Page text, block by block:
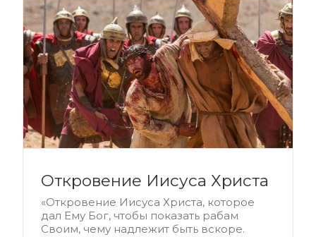
Откровение Иисуса Христа
«Откровение Иисуса Христа, которое
дал Ему Бог, чтобы показать рабам
Своим, чему надлежит быть вскоре.